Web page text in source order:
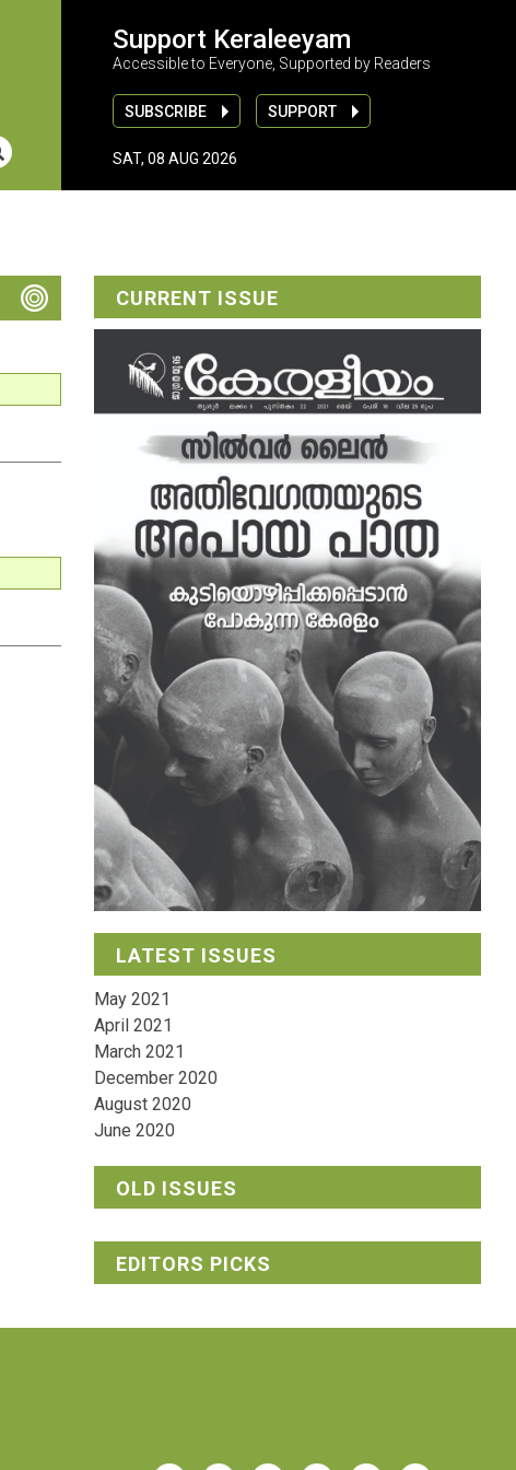
Support Keraleeyam
Accessible to Everyone, Supported by Readers
SUBSCRIBE SUPPORT
SAT, 08 AUG 2026
CURRENT ISSUE
LATEST ISSUES
May 2021
April 2021
March 2021
December 2020
August 2020
June 2020
OLD ISSUES
EDITORS PICKS